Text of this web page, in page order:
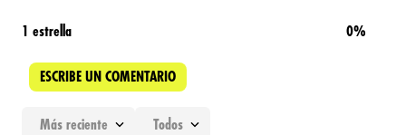
1 estrella 0%
ESCRIBE UN COMENTARIO
Más reciente Todos